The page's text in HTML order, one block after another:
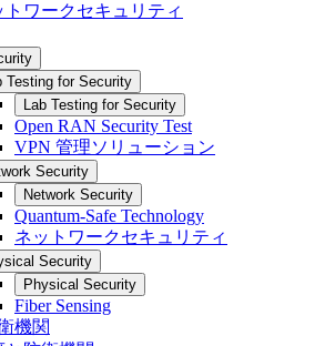
トワークセキュリティ
Testing for Security
Lab Testing for Security
Open RAN Security Test
VPN 管理ソリューション
Security
Network Security
Quantum-Safe Technology
ネットワークセキュリティ
Security
Physical Security
Fiber Sensing
機関